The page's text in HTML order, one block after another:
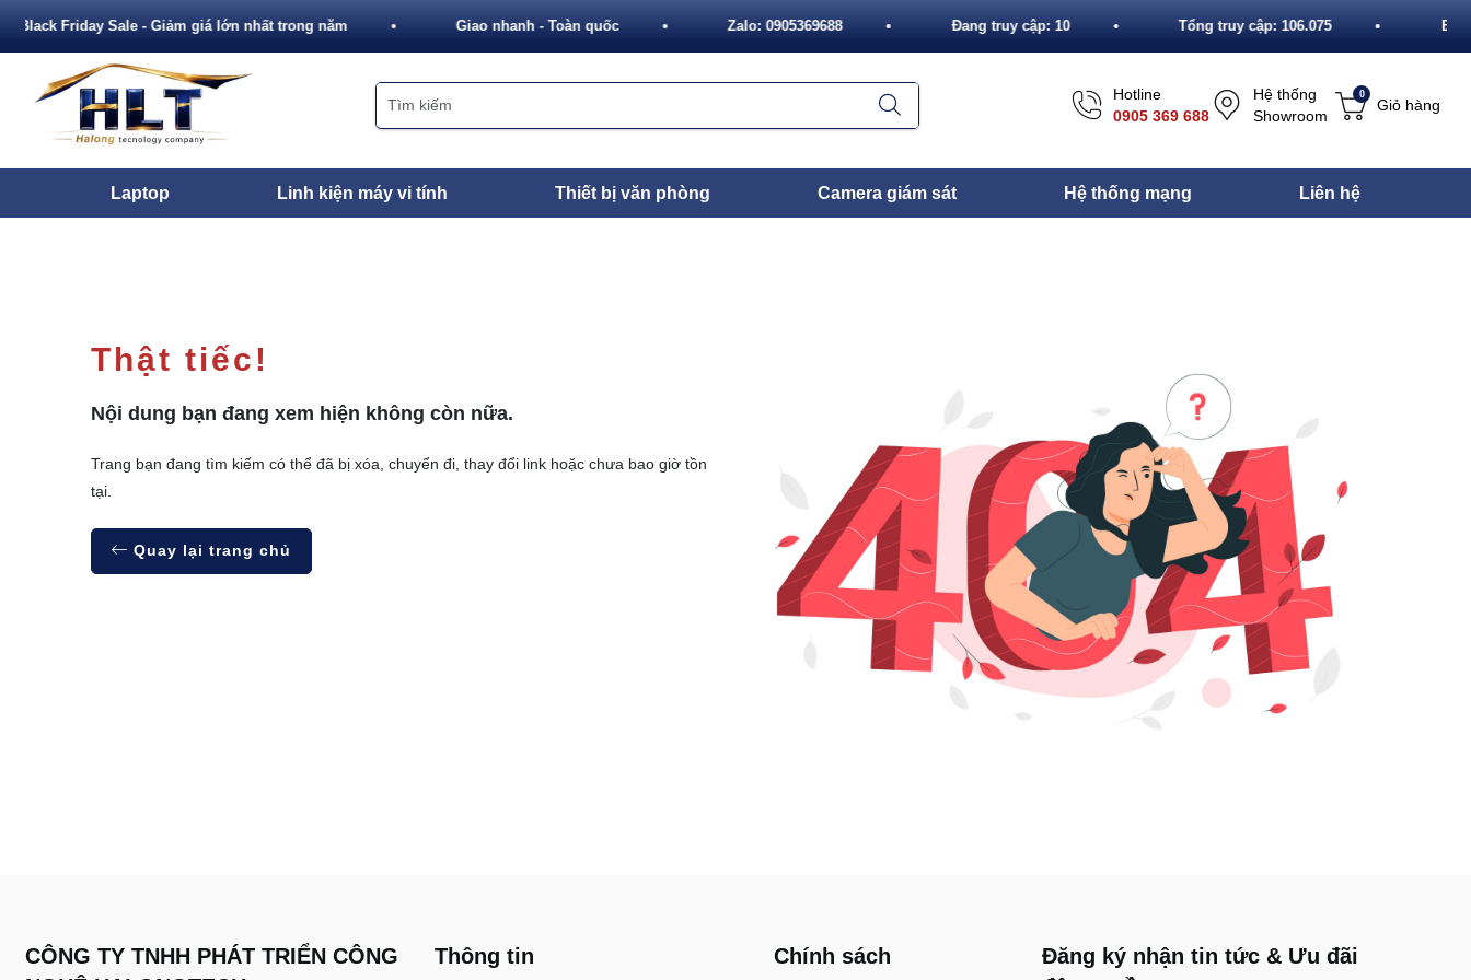
Black Friday Sale - Giảm giá lớn nhất trong năm Giao nhanh - Toàn quốc Zalo: 0905369688 Đang truy cập: 10 Tổng truy cập: 106.075
Hotline
0905 369 688
Hệ thống
Showroom
0
Giỏ hàng
Laptop Linh kiện máy vi tính Thiết bị văn phòng Camera giám sát Hệ thống mạng Liên hệ
Thật tiếc!
Nội dung bạn đang xem hiện không còn nữa.
Trang bạn đang tìm kiếm có thể đã bị xóa, chuyển đi, thay đổi link hoặc chưa bao giờ tồn
tại.
Quay lại trang chủ
CÔNG TY TNHH PHÁT TRIỂN CÔNG
Thông tin Chính sách
Đăng ký nhận tin tức & Ưu đãi